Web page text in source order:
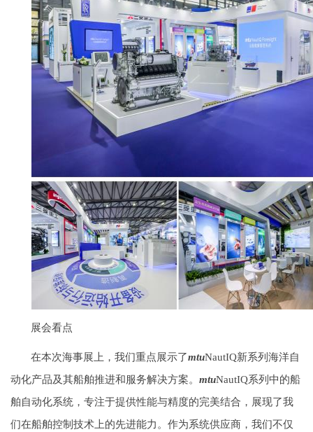
展会看点
在本次海事展上，我们重点展示了mtuNautIQ新系列海洋自
动化产品及其船舶推进和服务解决方案。 mtuNautIQ系列中的船
舶自动化系统，专注于提供性能与精度的完美结合，展现了我
们在船舶控制技术上的先进能力。作为系统供应商，我们不仅